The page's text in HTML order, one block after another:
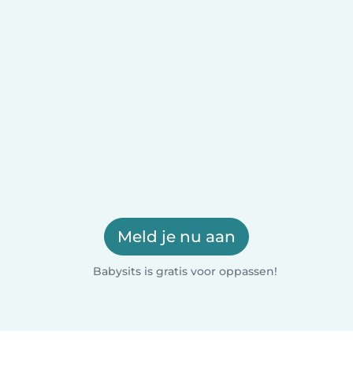
Meld je nu aan
Babysits is gratis voor oppassen!